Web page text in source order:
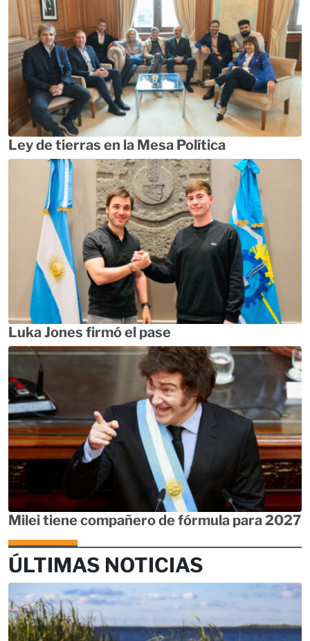
Ley de tierras en la Mesa Política
Luka Jones firmó el pase
Milei tiene compañero de fórmula para 2027
ÚLTIMAS NOTICIAS